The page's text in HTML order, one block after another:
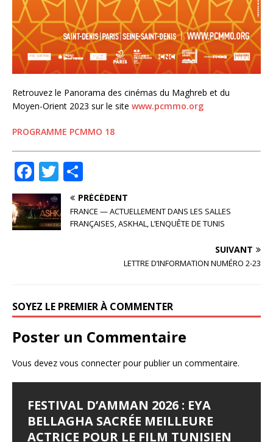
Retrouvez le Panorama des cinémas du Maghreb et du
Moyen-Orient 2023 sur le site www.pcmmo.org
PROGRAMME PCMMO 18
F
a
c
e
k
T
w
it
te
ar
ta
g
PRÉCÉDENT
FRANCE — ACTUELLEMENT DANS LES SALLES
FRANÇAISES, ASKHAL, L’ENQUÊTE DE TUNIS
SUIVANT
LETTRE D’INFORMATION NUMÉRO 2-23
SOYEZ LE PREMIER À COMMENTER
Poster un Commentaire
Vous devez vous connecterpour publier un commentaire.
FESTIVAL D’AMMAN 2026 : EYA
BELLAGHA SACRÉE MEILLEURE
ACTRICE POUR LE FILM TUNISIEN
LES JOURNÉES
CINÉMATOGRAPHIQUES DE
CARTHAGE (JCC) LANCENT LEUR
LE SYNDROME DE DJAMILA
Le Syndrome de Djamila Pays : Tunisie Réalisateur :
Hamza Hedfi Année : 2015 Durée : 4’28 Genre :
JALILA BORHANE
Jalila Borhane Actrice. Filmographie de Jalila Borhane,
actrice : 1998 : Demain, je brûle (Ghodoua nahreg), de
BABOUNA BEN AYED
Babouna Ben Ayed Actrice. Filmographie de Babouna
Ben Ayed, actrice : 1995 : Tourba (CM), de Moncef